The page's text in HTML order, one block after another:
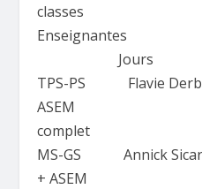
classes
Jours
TPS-PS Flavie
ASEM
complet
MS-GS Annick
+ ASEM